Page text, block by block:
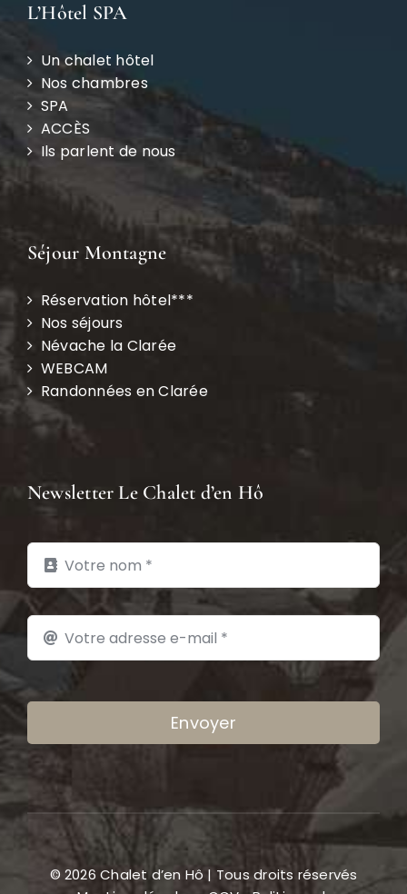
L’Hôtel SPA
Un chalet hôtel
Nos chambres
SPA
ACCÈS
Ils parlent de nous
Séjour Montagne
Réservation hôtel***
Nos séjours
Névache la Clarée
WEBCAM
Randonnées en Clarée
Newsletter Le Chalet d’en Hô
Envoyer
© 2026 Chalet d’en Hô | Tous droits réservés